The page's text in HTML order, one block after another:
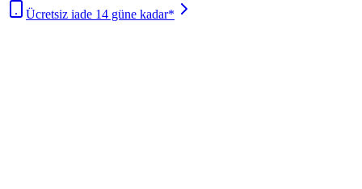
Ücretsiz iade 14 güne kadar*